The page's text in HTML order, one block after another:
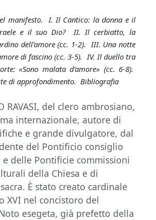
manifesto. I. Il Cantico: la donna e il
e il suo Dio? II. Il cerbiatto, la
dell'amore (cc. 1-2). III. Una notte
di fascino (cc. 3-5). IV. Il duello tra
«Sono malata d'amore» (cc. 6-8).
di approfondimento. Bibliografia
RAVASI, del clero ambrosiano,
internazionale, autore di
e grande divulgatore, dal
del Pontificio consiglio
delle Pontificie commissioni
della Chiesa e di
È stato creato cardinale
XVI nel concistoro del
esegeta, già prefetto della